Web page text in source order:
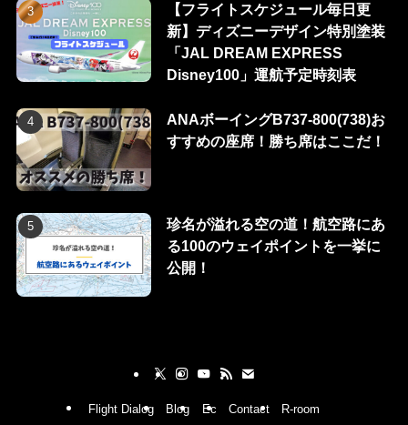
【フライトスケジュール毎日更
新】ディズニーデザイン特別塗装
「JAL DREAM EXPRESS
Disney100」運航予定時刻表
ANAボーイングB737-800(738)お
すすめの座席！勝ち席はここだ！
珍名が溢れる空の道！航空路にあ
る100のウェイポイントを一挙に
公開！
Flight Dialog Blog Ec Contact R-room